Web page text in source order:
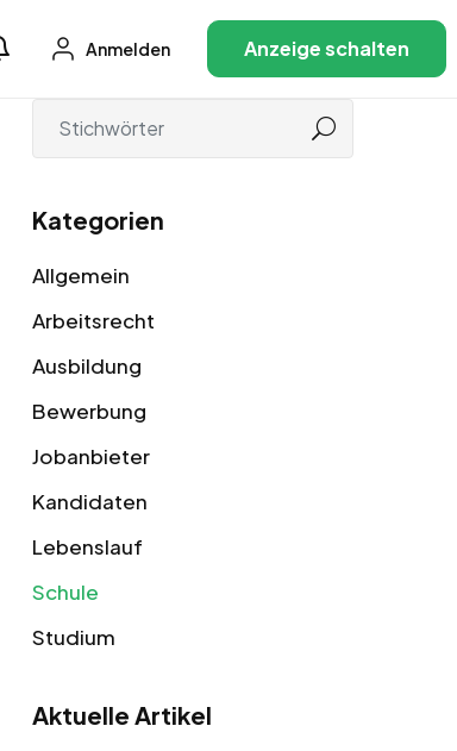
Anmelden Anzeige schalten
Kategorien
Allgemein
Arbeitsrecht
Ausbildung
Bewerbung
Jobanbieter
Kandidaten
Lebenslauf
Schule
Studium
Aktuelle Artikel